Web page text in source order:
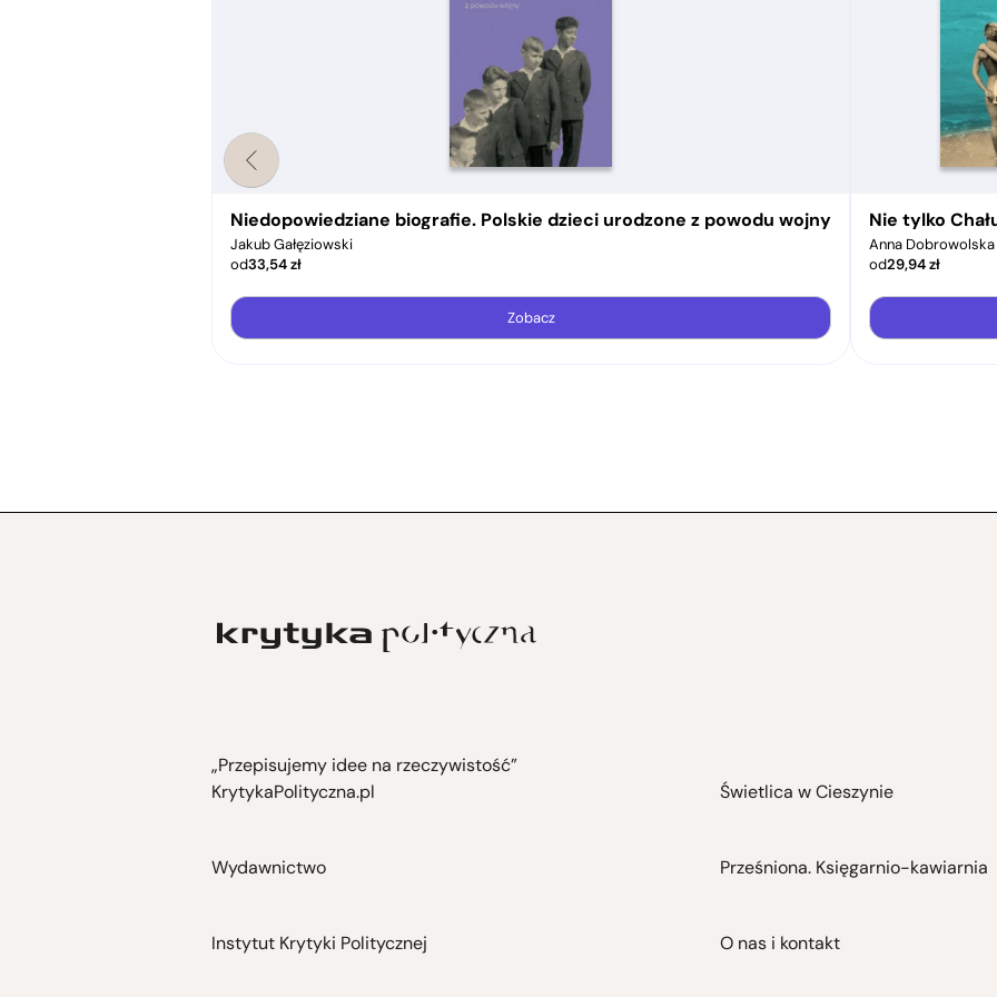
Niedopowiedziane biografie. Polskie dzieci urodzone z powodu wojny
Jakub Gałęziowski
od33,54zł
Zobacz
Nie tylko
Anna Dobrowolska
od29,94zł
„Przepisujemy idee na rzeczywistość”
KrytykaPolityczna.pl
Wydawnictwo
Instytut Krytyki Politycznej
Świetlica w Cieszynie
Prześniona. Księgarnio-kawiarnia
O nas i kontakt